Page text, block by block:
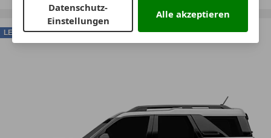
LEASING
Datenschutz-
Einstellungen
Alle akzeptieren